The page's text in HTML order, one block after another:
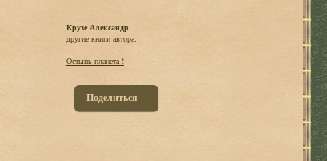
Крузе Александр
другие книги автора:
Остынь планета !
Поделиться